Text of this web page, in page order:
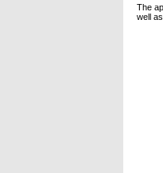
The
well